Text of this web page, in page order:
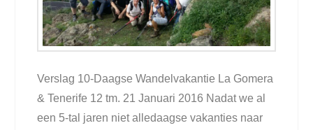
Verslag 10-Daagse Wandelvakantie La Gomera
& Tenerife 12 tm. 21 Januari 2016 Nadat we al
een 5-tal jaren niet alledaagse vakanties naar